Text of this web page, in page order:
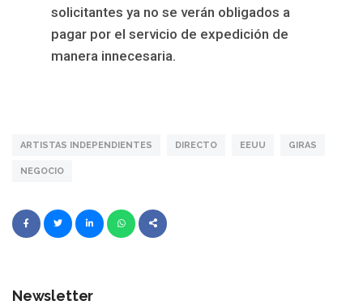
solicitantes ya no se verán obligados a
pagar por el servicio de expedición de
manera innecesaria.
ARTISTAS INDEPENDIENTES DIRECTO EEUU GIRAS
NEGOCIO
Newsletter